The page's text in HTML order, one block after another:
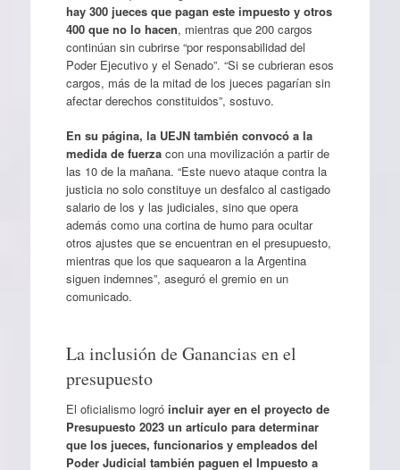
hay 300 jueces que pagan este impuesto y otros
400 que no lo hacen, mientras que 200 cargos
continúan sin cubrirse “por responsabilidad del
Poder Ejecutivo y el Senado”. “Si se cubrieran esos
cargos, más de la mitad de los jueces pagarían sin
afectar derechos constituidos”, sostuvo.
En su página, la UEJN también convocó a la
medida de fuerzacon una movilización a partir de
las 10 de la mañana. “Este nuevo ataque contra la
justicia no solo constituye un desfalco al castigado
salario de los y las judiciales, sino que opera
además como una cortina de humo para ocultar
otros ajustes que se encuentran en el presupuesto,
mientras que los que saquearon a la Argentina
siguen indemnes”, aseguró el gremio en un
comunicado.
La inclusión de Ganancias en el
presupuesto
El oficialismo logró incluir ayer en el proyecto de
Presupuesto 2023 un artículo para determinar
que los jueces, funcionarios y empleados del
Poder Judicial también paguen el Impuesto a